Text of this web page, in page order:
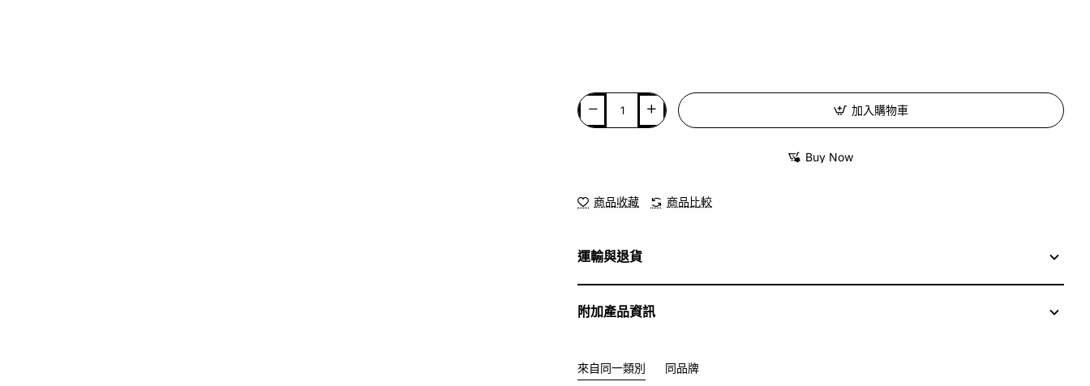
加入購物車
Buy Now
商品收藏 商品比較
運輸與退貨
附加產品資訊
來自同一類別 同品牌